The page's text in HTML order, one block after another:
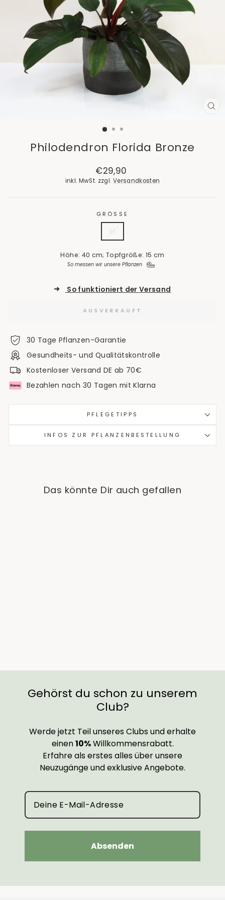
Philodendron Florida Bronze
Normaler
Preis
€29,90
inkl. MwSt. zzgl. Versandkosten
GRÖSSE
Höhe: 40 cm; Topfgröße: 15 cm
So messen wir unsere Pflanzen
➜ So funktioniert der Versand
AUSVERKAUFT
30 Tage Pflanzen-Garantie
Gesundheits- und Qualitätskontrolle
Kostenloser Versand DE ab 70€
Bezahlen nach 30 Tagen mit Klarna
PFLEGETIPPS
INFOS ZUR PFLANZENBESTELLUNG
Das könnte Dir auch gefallen
Gehörst du schon zu unserem
Club?
Werde jetzt Teil unseres Clubs und erhalte
einen10%Willkommensrabatt.
Erfahre als erstes alles über unsere
Neuzugänge und exklusive Angebote.
Absenden